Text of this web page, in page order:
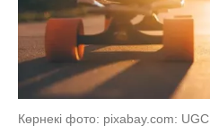
Көрнекі фото: pixabay.com: UGC